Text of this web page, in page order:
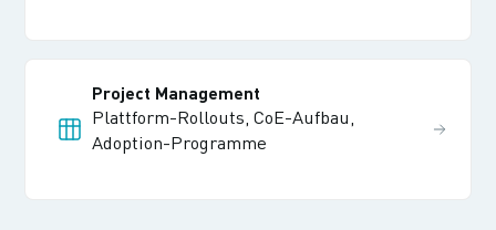
Project Management
Plattform-Rollouts, CoE-Aufbau,
Adoption-Programme